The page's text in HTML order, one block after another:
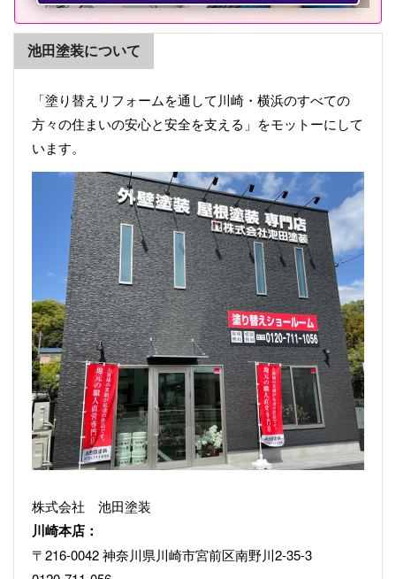
池田塗装について
「塗り替えリフォームを通して川崎・横浜のすべての
方々の住まいの安心と安全を支える」をモットーにして
います。
株式会社 池田塗装
川崎本店：
〒216-0042 神奈川県川崎市宮前区南野川2-35-3